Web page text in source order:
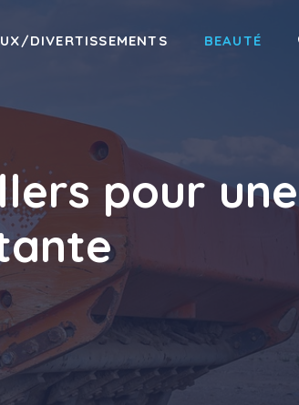
DIVERTISSEMENTS BEAUTÉ
pour une